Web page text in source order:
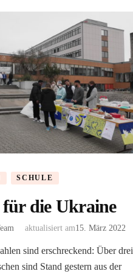
SCHULE
die Ukraine
aktualisiert am15. März 2022
sind erschreckend: Über drei
sind Stand gestern aus der